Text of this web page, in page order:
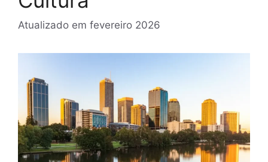
Atualizado em fevereiro 2026